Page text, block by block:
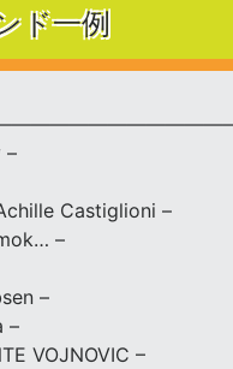
ド一例
–
Castiglioni –
–
–
–
VOJNOVIC –